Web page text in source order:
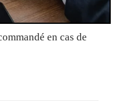
en cas de